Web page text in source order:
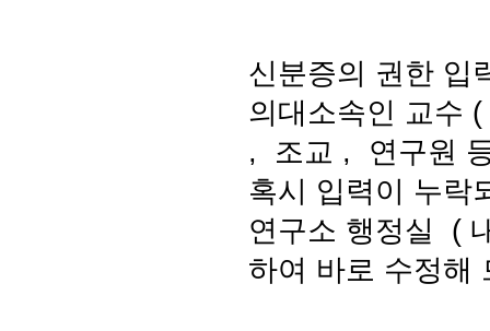
신분증의 권한 입
의대소속인 교수 (
,
조교 ,
연구원
혹시 입력이 누락
연구소 행정실
(
하여 바로 수정해